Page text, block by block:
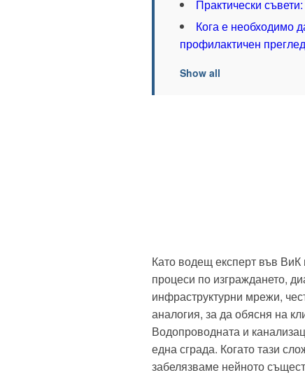
Практически
Кога е необходимо
профилактичен
Show all
Като водещ експерт във
процеси по изграждането,
инфраструктурни мрежи,
аналогия, за да обясня на
Водопроводната и
една сграда. Когато тази
забелязваме нейното